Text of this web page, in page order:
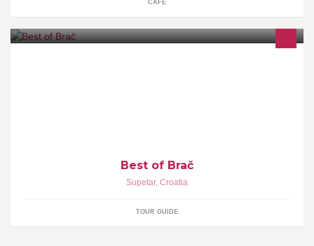
CAFE
Best of Brač
Supetar, Croatia
TOUR GUIDE